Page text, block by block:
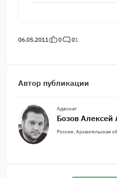
06.05.2011 0 01
Автор публикации
Адвокат
Бозов Алексей
Россия, Архангельская